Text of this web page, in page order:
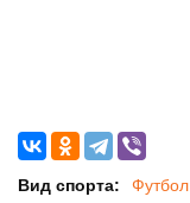
Вид спорта:
Футбол